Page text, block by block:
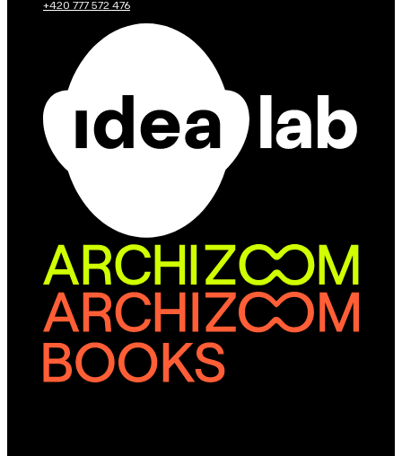
+420 777 572 476